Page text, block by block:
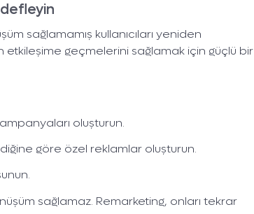
sağlamamış kullanıcıları yeniden
etkileşime geçmelerini sağlamak için güçlü bir
oluşturun.
göre özel reklamlar oluşturun.
sağlamaz. Remarketing, onları tekrar